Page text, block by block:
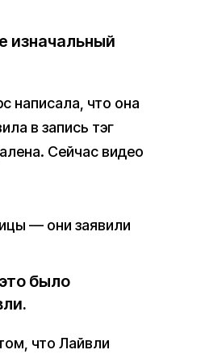
изначальный
написала, что она
в запись тэг
Сейчас видео
— они заявили
было
что Лайвли